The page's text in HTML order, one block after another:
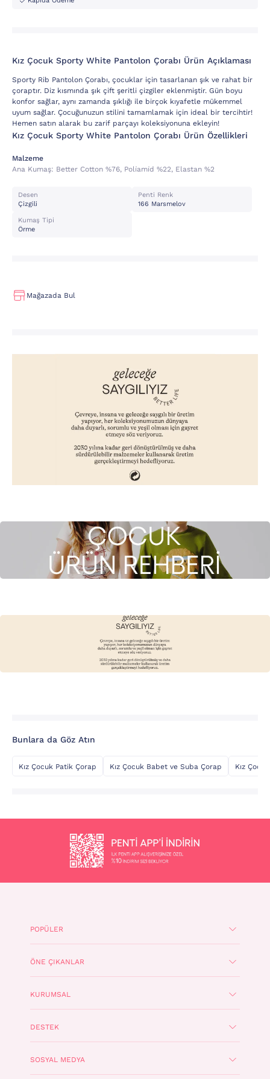
Kız Çocuk Sporty White Pantolon Çorabı Ürün Açıklaması
Sporty Rib Pantolon Çorabı, çocuklar için tasarlanan şık ve rahat bir
çoraptır. Diz kısmında şık çift şeritli çizgiler eklenmiştir. Gün boyu
konfor sağlar, aynı zamanda şıklığı ile birçok kıyafetle mükemmel
uyum sağlar. Çocuğunuzun stilini tamamlamak için ideal bir tercihtir!
Hemen satın alarak bu zarif parçayı koleksiyonuna ekleyin!
Kız Çocuk Sporty White Pantolon Çorabı Ürün Özellikleri
Malzeme
Ana Kumaş: Better Cotton %76, Poli̇ami̇d %22, Elastan %2
Desen
Çizgili
Penti Renk
166 Marsmelov
Kumaş Tipi
Örme
Mağazada Bul
Bunlara da Göz Atın
Kız Çocuk Patik Çorap Kız Çocuk Babet ve Suba Çorap Kız
POPÜLER
ÖNE ÇIKANLAR
KURUMSAL
DESTEK
SOSYAL MEDYA